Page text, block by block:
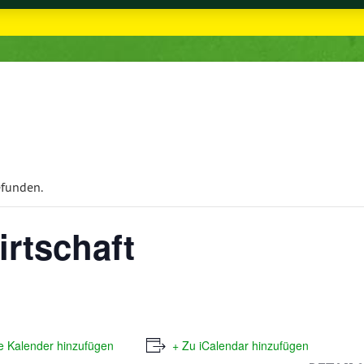
Kalender hinzufügen + Zu iCalendar hinzufügen